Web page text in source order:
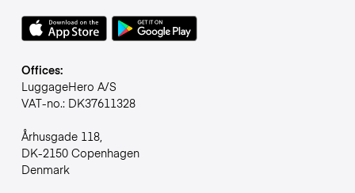
Offices:
LuggageHero A/S
VAT-no.: DK37611328
Århusgade 118,
DK-2150 Copenhagen
Denmark